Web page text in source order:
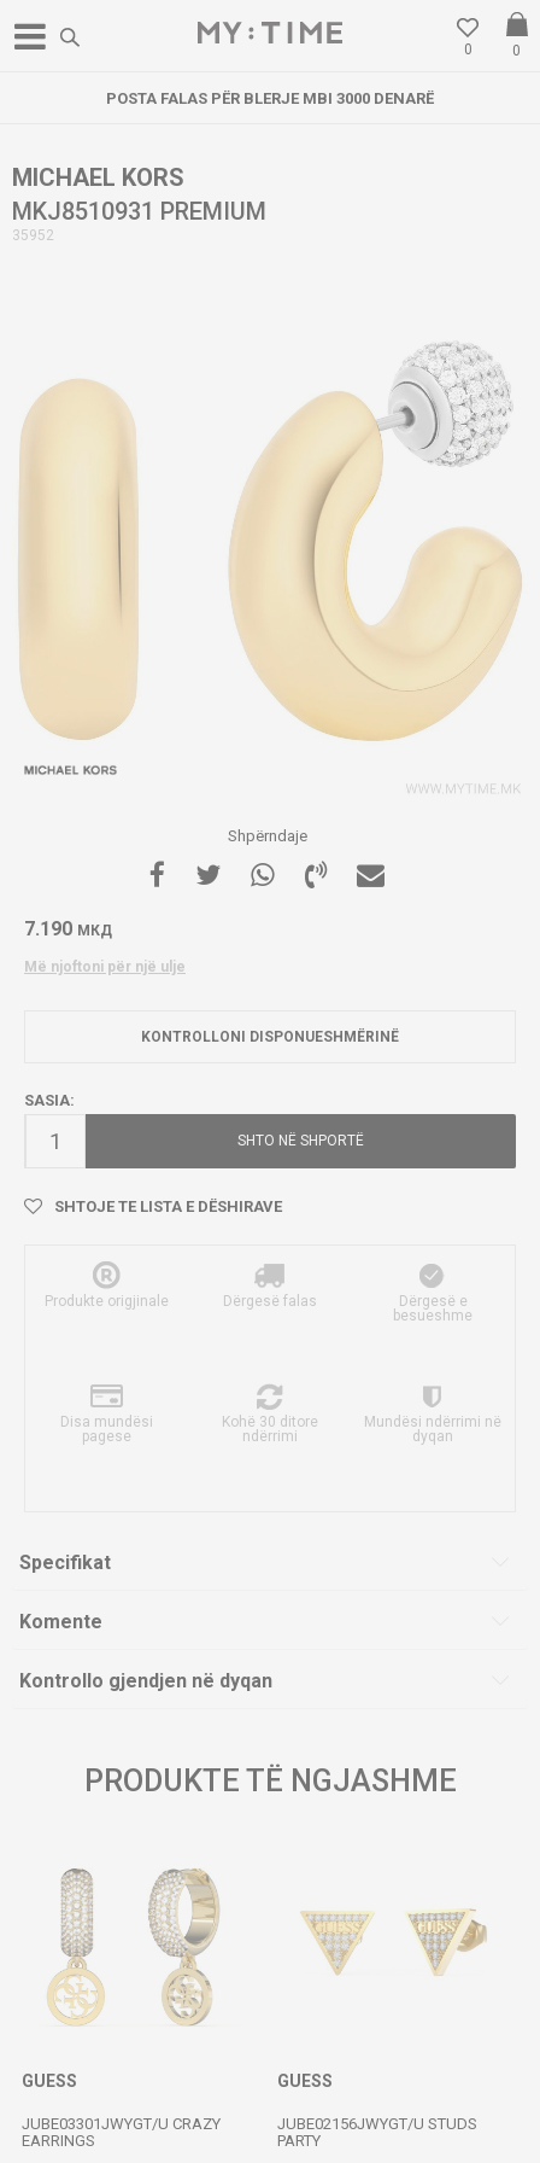
0
0
MBI 3000 DENARË LOKACIONI I RI
MICHAEL KORS
MKJ8510931 PREMIUM
35952
Shpërndaje
7.190 МКД
Më njoftoni për një ulje
KONTROLLONI DISPONUESHMËRINË
SASIA:
SHTO NË SHPORTË
SHTOJE TE LISTA E DËSHIRAVE
Produkte origjinale Dërgesë falas
Dërgesë e
besueshme
Disa mundësi
pagese
Kohë 30 ditore
ndërrimi
Mundësi ndërrimi në
dyqan
Specifikat
Komente
Kontrollo gjendjen në dyqan
PRODUKTE TË NGJASHME
GUESS
JUBE03301JWYGT/U CRAZY
EARRINGS
GUESS
JUBE02156JWYGT/U STUDS
PARTY